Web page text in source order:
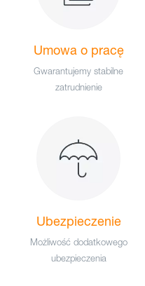
Umowa o pracę
Gwarantujemy stabilne
zatrudnienie
Ubezpieczenie
Możliwość dodatkowego
ubezpieczenia